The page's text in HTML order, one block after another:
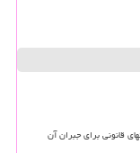
قانونی برای جبران آن